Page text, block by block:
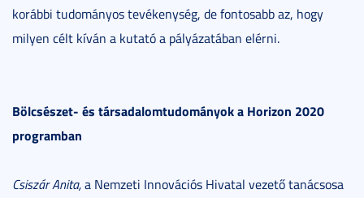
korábbi tudományos tevékenység, de fontosabb az, hogy
milyen célt kíván a kutató a pályázatában elérni.
Bölcsészet- és társadalomtudományok a Horizon 2020
programban
Csiszár Anita,a Nemzeti Innovációs Hivatal vezető tanácsosa